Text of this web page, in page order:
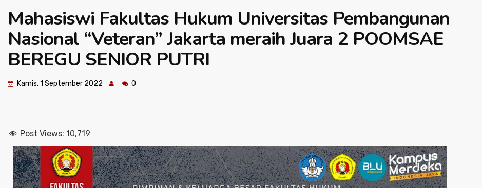
Mahasiswi Fakultas Hukum Universitas Pembangunan
Nasional “Veteran” Jakarta meraih Juara 2 POOMSAE
BEREGU SENIOR PUTRI
Kamis, 1 September 2022 0
Post Views: 10,719